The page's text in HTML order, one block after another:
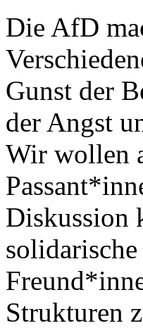
Die AfD
Gunst der
der Angst
Wir wollen
Diskussion
Strukturen